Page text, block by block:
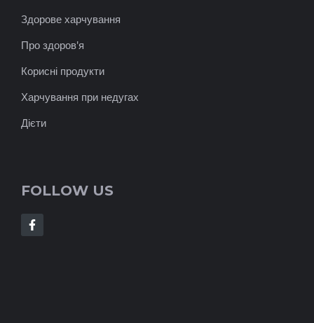
Здорове харчування
Про здоров'я
Корисні продукти
Харчування при недугах
Дієти
FOLLOW US